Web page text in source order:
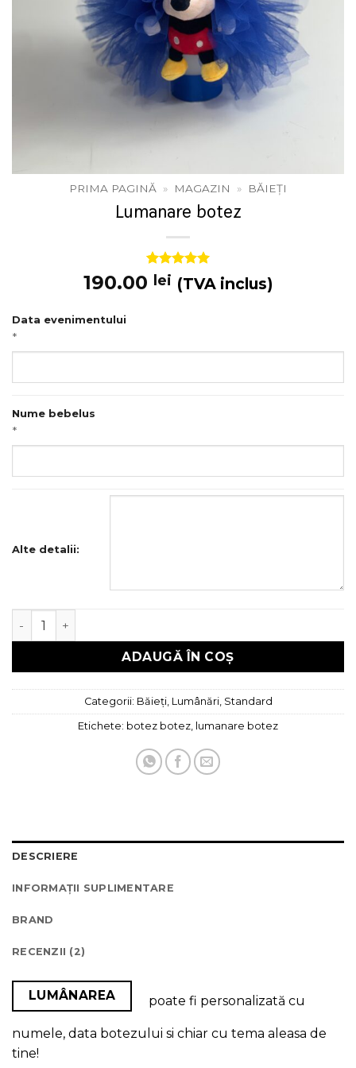
PRIMA PAGINĂ » MAGAZIN » BĂIEȚI
Lumanare botez
Evaluat la
5 din 5 pe
2
190.00 lei (TVA inclus)
Data evenimentului
*
Nume bebelus
*
Alte detalii:
Cantitate Lumanare botez
ADAUGĂ ÎN COȘ
Categorii: Băieți, Lumânări, Standard
Etichete: botez botez, lumanare botez
DESCRIERE
INFORMAȚII SUPLIMENTARE
BRAND
RECENZII (2)
LUMÂNAREA poate fi personalizată cu
numele, data botezului si chiar cu tema aleasa de
tine!